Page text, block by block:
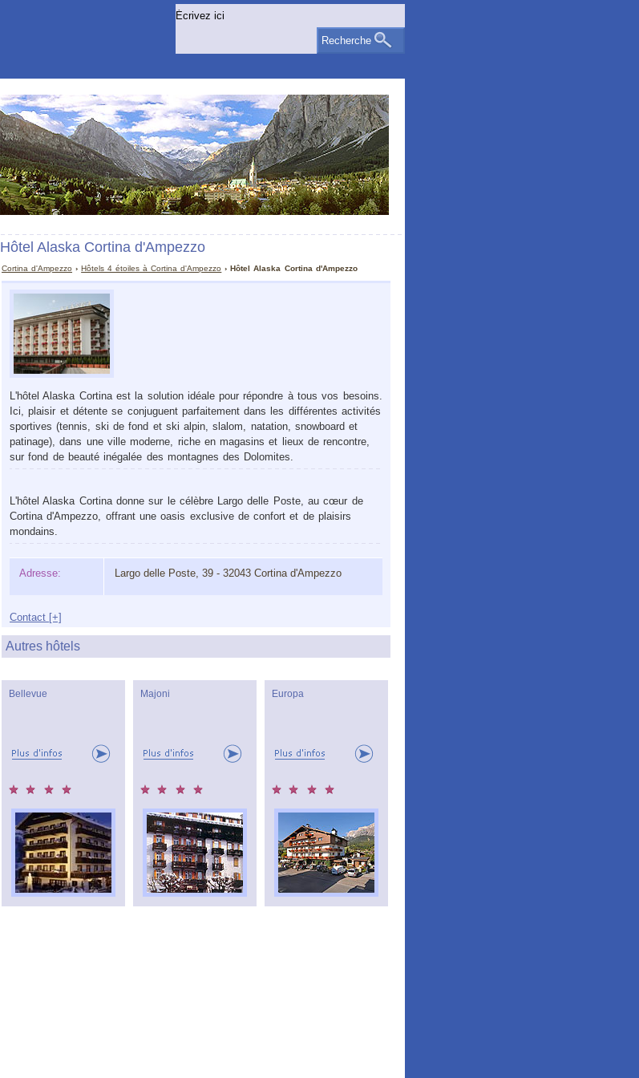
Hôtel Alaska Cortina d'Ampezzo
Cortina d'Ampezzo ›Hôtels 4 étoiles à Cortina d'Ampezzo › Hôtel Alaska Cortina d'Ampezzo
L'hôtel Alaska Cortina est la solution idéale pour répondre à tous vos besoins.
Ici, plaisir et détente se conjuguent parfaitement dans les différentes activités
sportives (tennis, ski de fond et ski alpin, slalom, natation, snowboard et
patinage), dans une ville moderne, riche en magasins et lieux de rencontre,
sur fond de beauté inégalée des montagnes des Dolomites.
L'hôtel Alaska Cortina donne sur le célèbre Largo delle Poste, au cœur de
Cortina d'Ampezzo, offrant une oasis exclusive de confort et de plaisirs
mondains.
Adresse: Largo delle Poste, 39 - 32043 Cortina d'Ampezzo
Contact [+]
Autres hôtels
Bellevue Majoni Europa
Recherche